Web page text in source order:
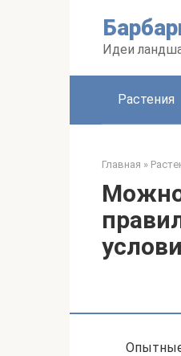
Идеи
Растения
Главная »
Можно